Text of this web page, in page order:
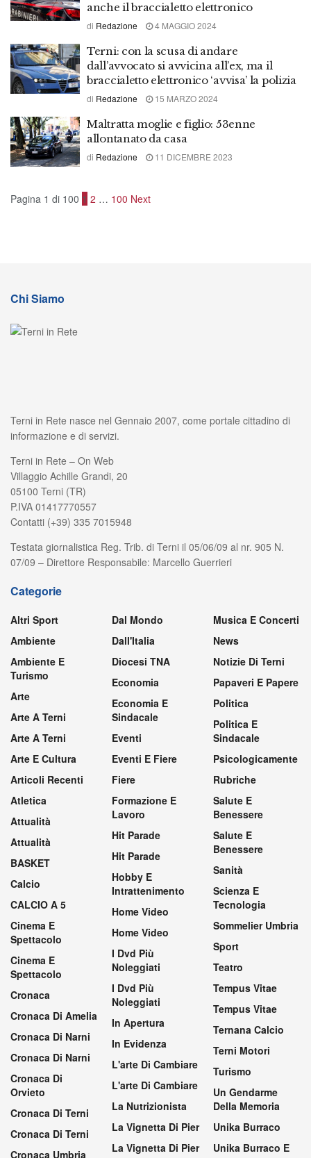
anche il braccialetto elettronico
di Redazione 4 MAGGIO 2024
Terni: con la scusa di andare
dall’avvocato si avvicina all’ex, ma il
braccialetto elettronico ‘avvisa’ la polizia
di Redazione 15 MARZO 2024
Maltratta moglie e figlio: 53enne
allontanato da casa
di Redazione 11 DICEMBRE 2023
Pagina 1 di 100 1 2 … 100 Next
Chi Siamo
Terni in Rete nasce nel Gennaio 2007, come portale cittadino di
informazione e di servizi.
Terni in Rete – On Web
Villaggio Achille Grandi, 20
05100 Terni (TR)
P.IVA 01417770557
Contatti (+39) 335 7015948
Testata giornalistica Reg. Trib. di Terni il 05/06/09 al nr. 905 N.
07/09 – Direttore Responsabile: Marcello Guerrieri
Categorie
Altri Sport
Ambiente
Ambiente E
Turismo
Arte
Arte A Terni
Arte A Terni
Arte E Cultura
Articoli Recenti
Atletica
Attualità
Attualità
BASKET
Calcio
CALCIO A 5
Cinema E
Spettacolo
Cinema E
Spettacolo
Cronaca
Cronaca Di Amelia
Cronaca Di Narni
Cronaca Di Narni
Cronaca Di
Orvieto
Cronaca Di Terni
Cronaca Di Terni
Cronaca Umbria
Dal Mondo
Dall'Italia
Diocesi TNA
Economia
Economia E
Sindacale
Eventi
Eventi E Fiere
Fiere
Formazione E
Lavoro
Hit Parade
Hit Parade
Hobby E
Intrattenimento
Home Video
Home Video
I Dvd Più
Noleggiati
I Dvd Più
Noleggiati
In Apertura
In Evidenza
L'arte Di Cambiare
L'arte Di Cambiare
La Nutrizionista
La Vignetta Di Pier
La Vignetta Di Pier
Musica E Concerti
News
Notizie Di Terni
Papaveri E Papere
Politica
Politica E
Sindacale
Psicologicamente
Rubriche
Salute E
Benessere
Salute E
Benessere
Sanità
Scienza E
Tecnologia
Sommelier Umbria
Sport
Teatro
Tempus Vitae
Tempus Vitae
Ternana Calcio
Terni Motori
Turismo
Un Gendarme
Della Memoria
Unika Burraco
Unika Burraco E